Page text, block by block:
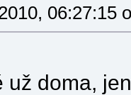
06:27:15
už doma,